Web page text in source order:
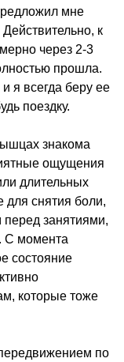
мне
к
через 2-3
прошла.
я всегда беру ее
поездку.
знакома
ощущения
длительных
для снятия боли,
занятиями,
С момента
состояние
которые тоже
по